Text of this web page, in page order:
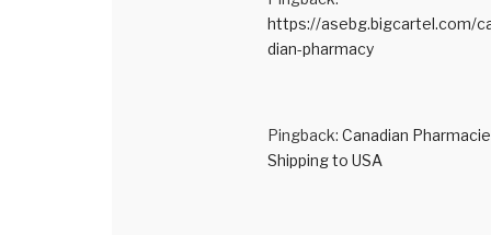
https://asebg.bigcartel.com/
dian-pharmacy
Pingback: Canadian
Shipping to USA